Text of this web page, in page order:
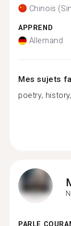
Chinois
APPREND
Allemand
Mes sujets
poetry,
PARLE